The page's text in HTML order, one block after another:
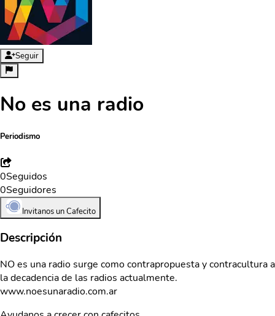
Seguir
No es una radio
Periodismo
0Seguidos
0Seguidores
Invitanos un Cafecito
Descripción
NO es una radio surge como contrapropuesta y contracultura a
la decadencia de las radios actualmente.
www.noesunaradio.com.ar